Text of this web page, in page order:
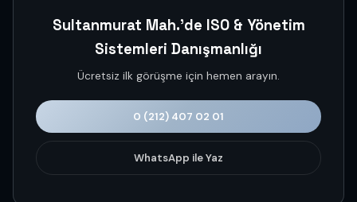
Sultanmurat Mah.'de ISO & Yönetim
Sistemleri Danışmanlığı
Ücretsiz ilk görüşme için hemen arayın.
0 (212) 407 02 01
WhatsApp ile Yaz